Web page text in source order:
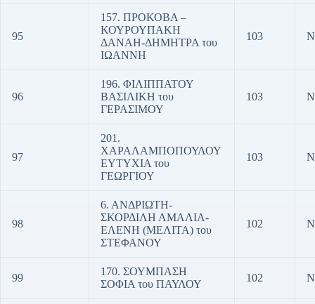
95
157. ΠΡΟΚΟΒΑ –
ΚΟΥΡΟΥΠΑΚΗ
ΔΑΝΑΗ-ΔΗΜΗΤΡΑ του
ΙΩΑΝΝΗ
103
96
196. ΦΙΛΙΠΠΑΤΟΥ
ΒΑΣΙΛΙΚΗ του
ΓΕΡΑΣΙΜΟΥ
103
97
201.
ΧΑΡΑΛΑΜΠΟΠΟΥΛΟΥ
ΕΥΤΥΧΙΑ του
ΓΕΩΡΓΙΟΥ
103
98
6. ΑΝΔΡΙΩΤΗ-
ΣΚΟΡΔΙΛΗ ΑΜΑΛΙΑ-
ΕΛΕΝΗ (ΜΕΛΙΤΑ) του
ΣΤΕΦΑΝΟΥ
102
99
170. ΣΟΥΜΠΑΣΗ
ΣΟΦΙΑ του ΠΑΥΛΟΥ
102